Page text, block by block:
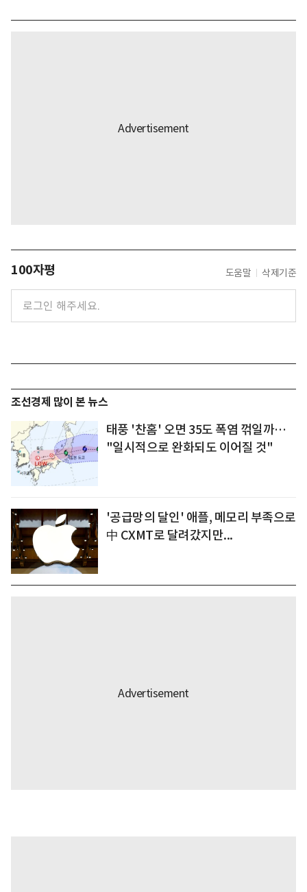
100자평 도움말 삭제기준
조선경제 많이 본 뉴스
태풍 '찬홈' 오면 35도 폭염 꺾일까…
"일시적으로 완화되도 이어질 것"
'공급망의 달인' 애플, 메모리 부족으로
中 CXMT로 달려갔지만...